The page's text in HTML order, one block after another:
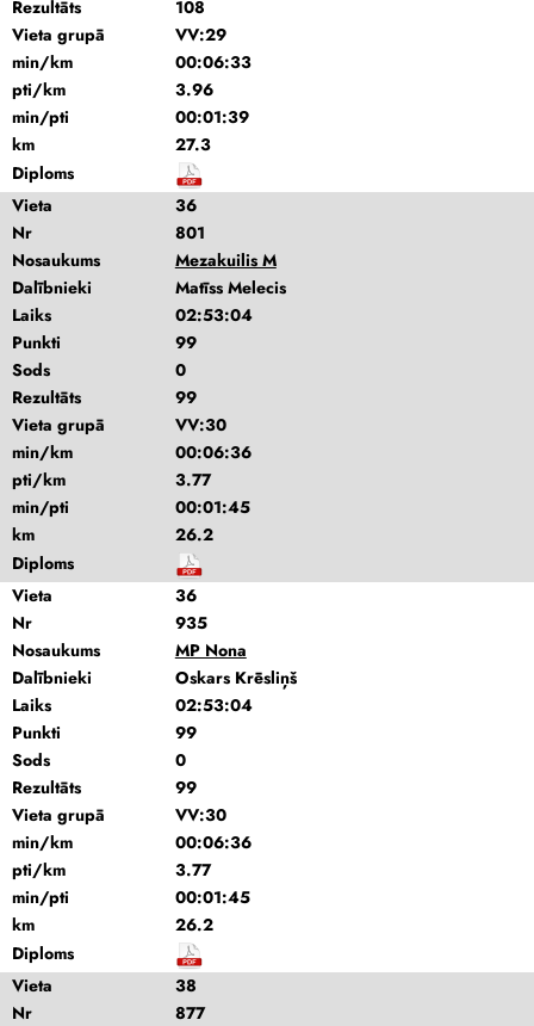
Rezultāts
108
Vieta grupā
VV:29
min/km
00:06:33
pti/km
3.96
min/pti
00:01:39
km
27.3
Diploms
Vieta
36
Nr
801
Nosaukums
Mezakuilis M
Dalībnieki
Matīss Melecis
Laiks
02:53:04
Punkti
99
Sods
0
Rezultāts
99
Vieta grupā
VV:30
min/km
00:06:36
pti/km
3.77
min/pti
00:01:45
km
26.2
Diploms
Vieta
36
Nr
935
Nosaukums
MP Nona
Dalībnieki
Oskars Krēsliņš
Laiks
02:53:04
Punkti
99
Sods
0
Rezultāts
99
Vieta grupā
VV:30
min/km
00:06:36
pti/km
3.77
min/pti
00:01:45
km
26.2
Diploms
Vieta
38
Nr
877